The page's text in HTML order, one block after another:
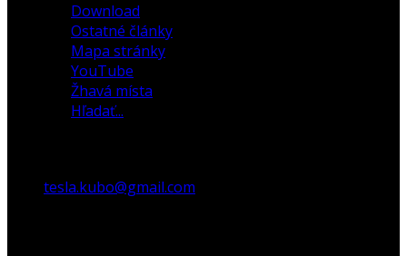
Download
Ostatné články
Mapa stránky
YouTube
Žhavá místa
Hľadať...
tesla.kubo@gmail.com